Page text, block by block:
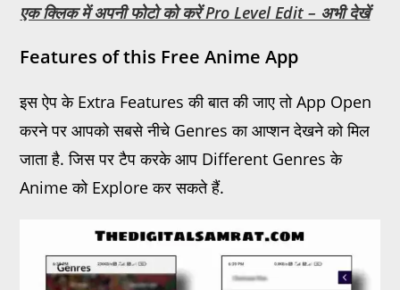
एक क्लिक में अपनी फोटो को करें Pro Level Edit – अभी देखें
Features of this Free Anime App
इस ऐप के Extra Features की बात की जाए तो App Open
करने पर आपको सबसे नीचे Genres का आप्शन देखने को मिल
जाता है. जिस पर टैप करके आप Different Genres के
Anime को Explore कर सकते हैं.